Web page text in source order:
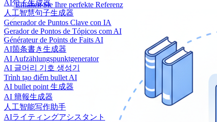
AI句子生成器
人工智慧句子生成器
Generador de Puntos Clave con IA
Gerador de Pontos de Tópicos com AI
Générateur de Points de Faits AI
AI箇条書き生成器
AI Aufzählungspunktgenerator
AI 글머리 기호 생성기
Trình tạo điểm bullet AI
AI bullet point 生成器
AI 簡報生成器
人工智能写作助手
AIライティングアシスタント
Erhalten Sie Ihre perfekte Referenz